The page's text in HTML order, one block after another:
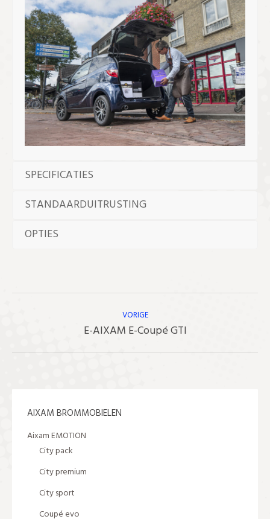
SPECIFICATIES
STANDAARDUITRUSTING
OPTIES
Bericht
VORIGE
Vorig
E-AIXAM E-Coupé GTI
AIXAM BROMMOBIELEN
Aixam EMOTION
City pack
City premium
City sport
Coupé evo